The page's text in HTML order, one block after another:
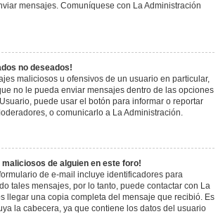
mensajes. Comuníquese con La Administración
no deseados!
maliciosos u ofensivos de un usuario en particular,
no le pueda enviar mensajes dentro de las opciones
puede usar el botón para informar o reportar
o comunicarlo a La Administración.
de alguien en este foro!
de e-mail incluye identificadores para
tales mensajes, por lo tanto, puede contactar con La
llegar una copia completa del mensaje que recibió. Es
la cabecera, ya que contiene los datos del usuario